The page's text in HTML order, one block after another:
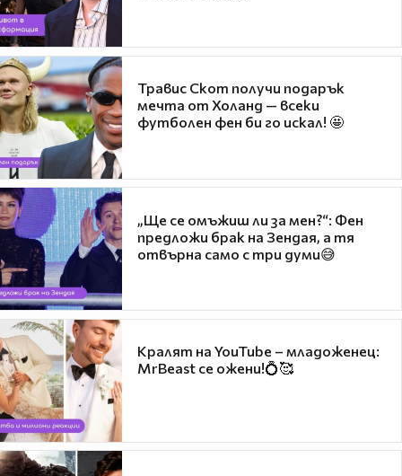
Травис Скот получи подарък
мечта от Холанд — всеки
футболен фен би го искал! 🤩
„Ще се омъжиш ли за мен?“: Фен
предложи брак на Зендая, а тя
отвърна само с три думи😅
Кралят на YouTube – младоженец:
MrBeast се ожени!💍🥰